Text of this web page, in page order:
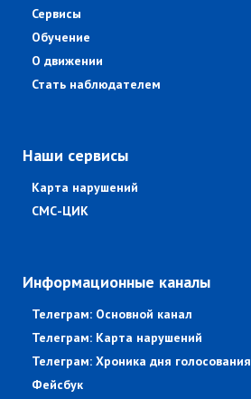
Сервисы
Обучение
О движении
Стать наблюдателем
Наши сервисы
Карта нарушений
СМС-ЦИК
Информационные каналы
Телеграм: Основной канал
Телеграм: Карта нарушений
Телеграм: Хроника дня голосования
Фейсбук